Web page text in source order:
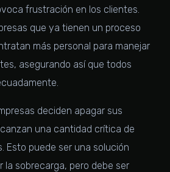
frustración en los clientes.
que ya tienen un proceso
más personal para manejar
asegurando así que todos
deciden apagar sus
una cantidad crítica de
Esto puede ser una solución
la sobrecarga, pero debe ser